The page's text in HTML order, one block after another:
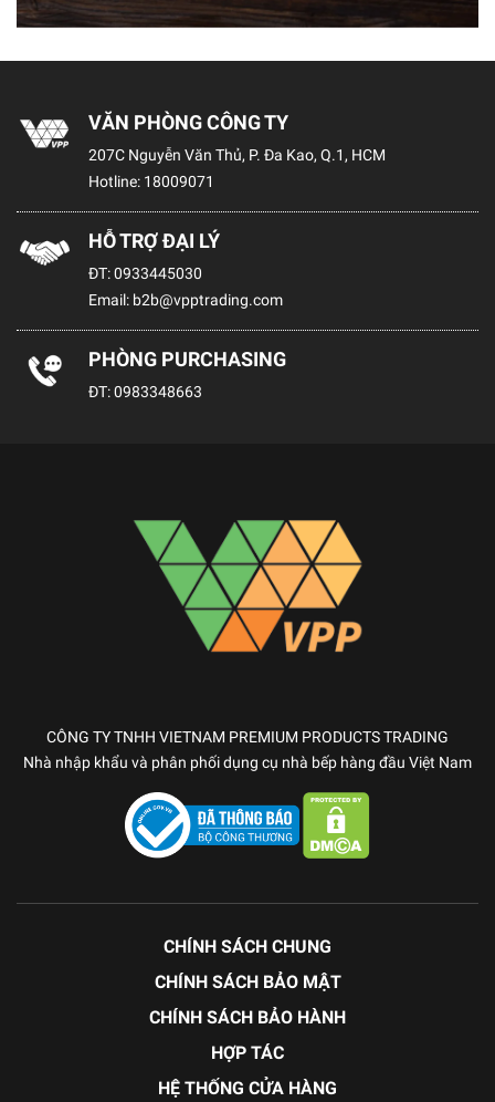
VĂN PHÒNG CÔNG TY
207C Nguyễn Văn Thủ, P. Đa Kao, Q.1, HCM
Hotline: 18009071
HỖ TRỢ ĐẠI LÝ
ĐT:0933445030
Email: b2b@vpptrading.com
PHÒNG PURCHASING
ĐT:0983348663
CÔNG TY TNHH VIETNAM PREMIUM PRODUCTS TRADING
Nhà nhập khẩu và phân phối dụng cụ nhà bếp hàng đầu Việt Nam
CHÍNH SÁCH CHUNG
CHÍNH SÁCH BẢO MẬT
CHÍNH SÁCH BẢO HÀNH
HỢP TÁC
HỆ THỐNG CỬA HÀNG